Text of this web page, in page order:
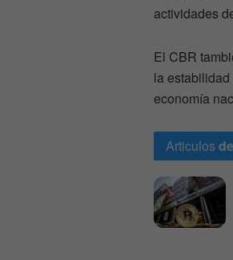
actividades
El CBR
la
economía
Articulos